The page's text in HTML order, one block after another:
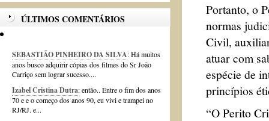
ÚLTIMOS COMENTÁRIOS
SEBASTIÃO PINHEIRO DA SILVA: Há muitos
anos busco adquirir cópias dos filmes do Sr João
Carriço sem lograr sucesso....
Izabel Cristina Dutra: então.. Entre o fim dos anos
70 e e o começo dos anos 90, eu vivi e trampei no
RJ/RJ. e...
Portanto, o
normas
Civil,
atuar com
espécie de
princípios
“O Perito